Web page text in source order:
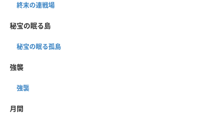
終末の連戦場
秘宝の眠る島
秘宝の眠る孤島
強襲
強襲
月間